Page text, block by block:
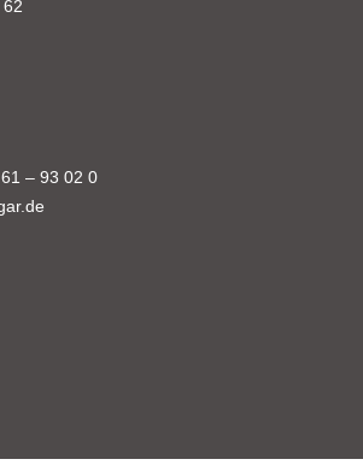
– 93 02 0